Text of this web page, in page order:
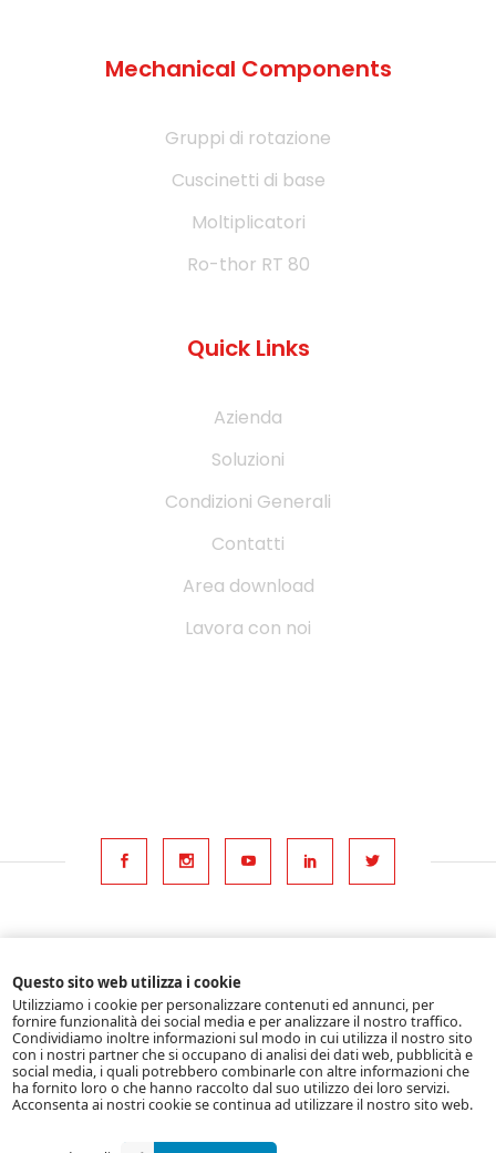
Mechanical Components
Gruppi di rotazione
Cuscinetti di base
Moltiplicatori
Ro-thor RT 80
Quick Links
Azienda
Soluzioni
Condizioni Generali
Contatti
Area download
Lavora con noi
P.Iva 01824930356
Home
Cookies Eu Law
Questo sito web utilizza i cookie
Utilizziamo i cookie per personalizzare contenuti ed annunci, per
fornire funzionalità dei social media e per analizzare il nostro traffico.
Condividiamo inoltre informazioni sul modo in cui utilizza il nostro sito
con i nostri partner che si occupano di analisi dei dati web, pubblicità e
social media, i quali potrebbero combinarle con altre informazioni che
ha fornito loro o che hanno raccolto dal suo utilizzo dei loro servizi.
Acconsenta ai nostri cookie se continua ad utilizzare il nostro sito web.